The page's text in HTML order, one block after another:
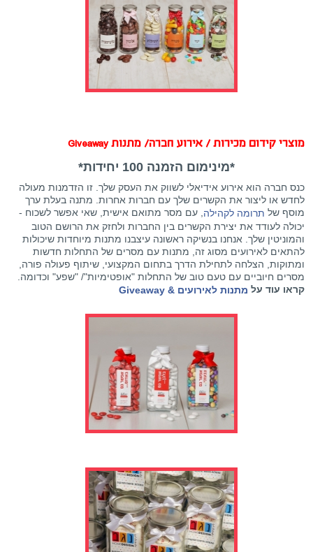
מוצרי קידום מכירות / אירוע חברה/ מתנות Giveaway
*מינימום הזמנה 100 יחידות*
כנס חברה הוא אירוע אידיאלי לשווק את העסק שלך. זו הזדמנות מעולה
לחדש או ליצור את הקשרים שלך עם חברות אחרות. מתנה בעלת ערך
מוסף של תרומה לקהילה, עם מסר מתואם אישית, שאי אפשר לשכוח -
יכולה לעודד את יצירת הקשרים בין החברות ולחזק את הרושם הטוב
והמוניטין שלך. אנחנו בנשיקה ראשונה עיצבנו מתנות מיוחדות שיכולות
להתאים לאירועים מסוג זה, מתנות עם מסרים של התחלות חדשות
ומתוקות, הצלחה לתחילת הדרך בתחום המקצועי, שיתוף פעולה פורה,
מסרים חיוביים עם טעם טוב של התחלות "אופטימיות"/ "שפע" וכדומה.
קראו עוד על מתנות לאירועים & Giveaway